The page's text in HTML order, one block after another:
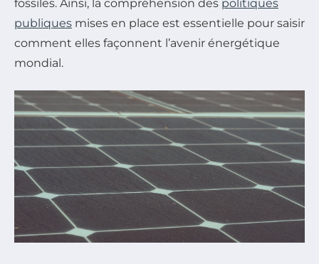
fossiles. Ainsi, la compréhension des politiques
publiques mises en place est essentielle pour saisir
comment elles façonnent l’avenir énergétique
mondial.